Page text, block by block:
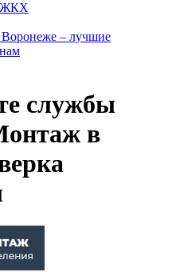
ЖКХ
Воронеже – лучшие
службы
в